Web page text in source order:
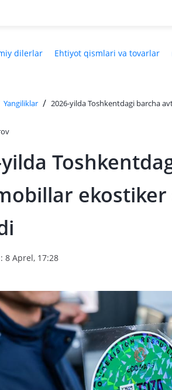
dilerlar Ehtiyot qismlari va tovarlar
Yangiliklar / 2026-yilda Toshkentdagi barcha
8 Aprel, 17:28